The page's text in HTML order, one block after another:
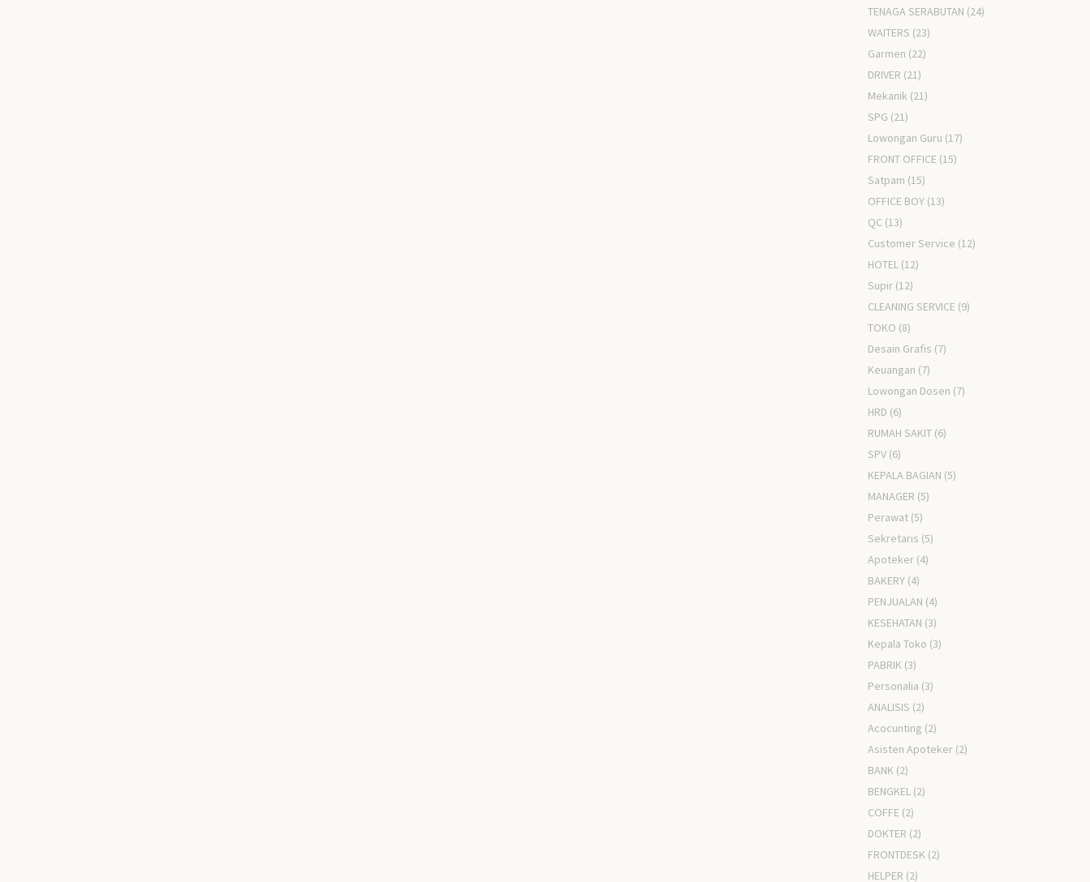
TENAGA SERABUTAN (24)
WAITERS (23)
Garmen (22)
DRIVER (21)
Mekanik (21)
SPG (21)
Lowongan Guru (17)
FRONT OFFICE (15)
Satpam (15)
OFFICE BOY (13)
QC (13)
Customer Service (12)
HOTEL (12)
Supir (12)
CLEANING SERVICE (9)
TOKO (8)
Desain Grafis (7)
Keuangan (7)
Lowongan Dosen (7)
HRD (6)
RUMAH SAKIT (6)
SPV (6)
KEPALA BAGIAN (5)
MANAGER (5)
Perawat (5)
Sekretaris (5)
Apoteker (4)
BAKERY (4)
PENJUALAN (4)
KESEHATAN (3)
Kepala Toko (3)
PABRIK (3)
Personalia (3)
ANALISIS (2)
Acocunting (2)
Asisten Apoteker (2)
BANK (2)
BENGKEL (2)
COFFE (2)
DOKTER (2)
FRONTDESK (2)
HELPER (2)